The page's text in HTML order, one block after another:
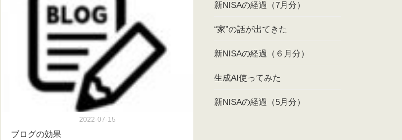
2022-07-15
ブログの効果
新NISAの経過（7月分）
“家”の話が出てきた
新NISAの経過（６月分）
生成AI使ってみた
新NISAの経過（5月分）